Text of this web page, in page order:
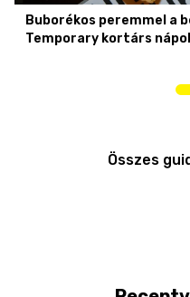
Buborékos peremmel a
Temporary kortárs
Összes